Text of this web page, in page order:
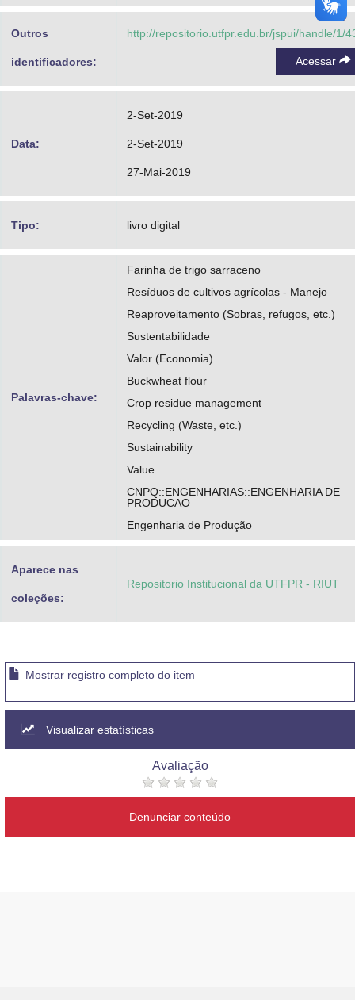
Outros
identificadores:
http://repositorio.utfpr.edu.br/jspui/handle/1/
Acessar
Data:
2-Set-2019
2-Set-2019
27-Mai-2019
Tipo: livro digital
Palavras-chave:
Farinha de trigo sarraceno
Resíduos de cultivos agrícolas - Manejo
Reaproveitamento (Sobras, refugos, etc.)
Sustentabilidade
Valor (Economia)
Buckwheat flour
Crop residue management
Recycling (Waste, etc.)
Sustainability
Value
CNPQ::ENGENHARIAS::ENGENHARIA DE
PRODUCAO
Engenharia de Produção
Aparece nas
coleções:
Repositorio Institucional da UTFPR - RIUT
Mostrar registro completo do item
Visualizar estatísticas
Avaliação
Denunciar conteúdo